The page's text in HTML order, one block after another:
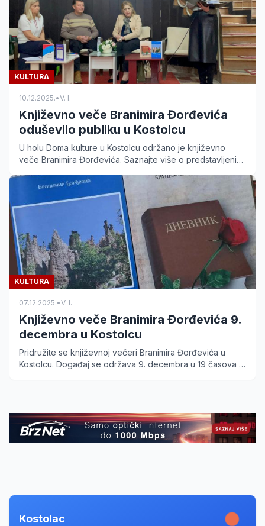
KULTURA
10.12.2025.•V. I.
Književno veče Branimira Đorđevića
oduševilo publiku u Kostolcu
U holu Doma kulture u Kostolcu održano je književno
veče Branimira Đorđevića. Saznajte više o predstavljenim
KULTURA
07.12.2025.•V. I.
Književno veče Branimira Đorđevića 9.
decembra u Kostolcu
Pridružite se književnoj večeri Branimira Đorđevića u
Kostolcu. Događaj se održava 9. decembra u 19 časova u
Kostolac